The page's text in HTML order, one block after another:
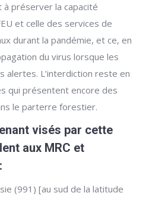
préserver la capacité
et celle des services de
durant la pandémie, et ce, en
du virus lorsque les
alertes. L’interdiction reste en
qui présentent encore des
le parterre forestier.
visés par cette
aux MRC et
(991) [au sud de la latitude